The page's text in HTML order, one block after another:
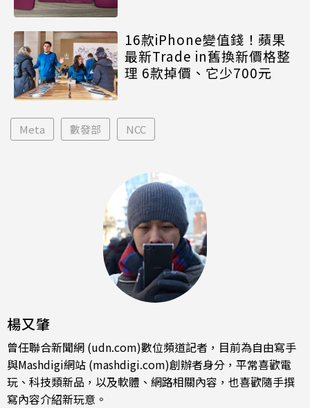
16款iPhone變值錢！蘋果
最新Trade in舊換新價格整
理 6款掉價、它少700元
Meta 數發部 NCC
楊又肇
曾任聯合新聞網 (udn.com)數位頻道記者，目前為自由寫手
與Mashdigi網站 (mashdigi.com)創辦者身分，平常喜歡電
玩、科技類新品，以及軟體、網路相關內容，也喜歡隨手撰
寫內容介紹新玩意。